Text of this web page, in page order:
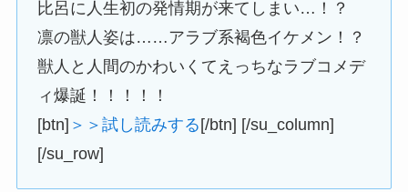
比呂に人生初の発情期が来てしまい…！？
凛の獣人姿は……アラブ系褐色イケメン！？
獣人と人間のかわいくてえっちなラブコメデ
ィ爆誕！！！！！
[btn] ＞＞試し読みする[/btn] [/su_column]
[/su_row]